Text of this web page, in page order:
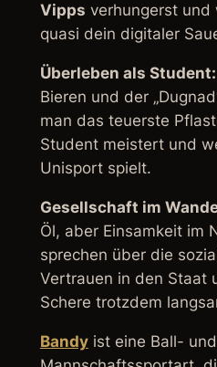
Vipps verhungerst und
quasi dein digitaler
Überleben als Student:
Bieren und der
man das teuerste
Student meistert und
Unisport spielt.
Gesellschaft im
Öl, aber Einsamkeit im
sprechen über die
Vertrauen in den Staat
Schere trotzdem
Bandyist eine Ball- und